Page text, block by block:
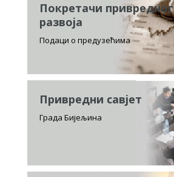
Покретачи привредног
развоја
Подаци о предузећима
Привредни савјет
Града Бијељина